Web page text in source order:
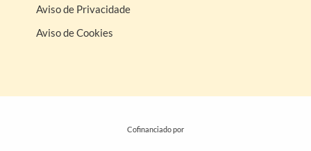
Aviso de Privacidade
Aviso de Cookies
Cofinanciado por